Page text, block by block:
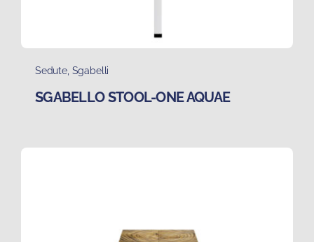
Sedute, Sgabelli
SGABELLO STOOL-ONE AQUAE